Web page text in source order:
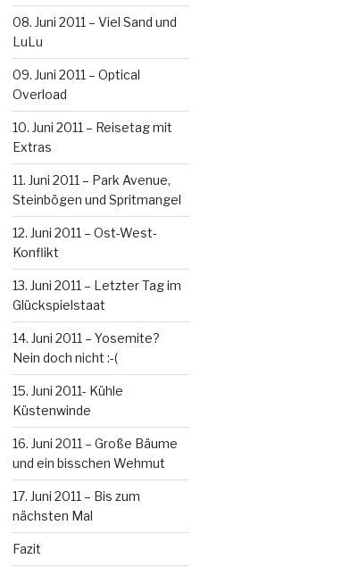
08. Juni 2011 – Viel Sand und
LuLu
09. Juni 2011 – Optical
Overload
10. Juni 2011 – Reisetag mit
Extras
11. Juni 2011 – Park Avenue,
Steinbögen und Spritmangel
12. Juni 2011 – Ost-West-
Konflikt
13. Juni 2011 – Letzter Tag im
Glückspielstaat
14. Juni 2011 – Yosemite?
Nein doch nicht :-(
15. Juni 2011- Kühle
Küstenwinde
16. Juni 2011 – Große Bäume
und ein bisschen Wehmut
17. Juni 2011 – Bis zum
nächsten Mal
Fazit